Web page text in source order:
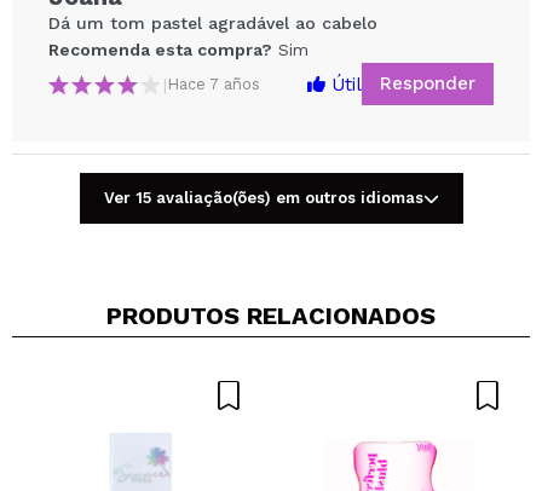
Recomenda esta compra? Sim Não
ENVIAR
Dá um tom pastel agradável ao cabelo
Recomenda esta compra? Sim
| Hace 7 años Útil Responder
Ver 15 avaliação(ões) em outros idiomas
PRODUTOS RELACIONADOS